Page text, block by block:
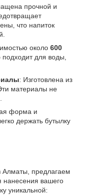
прочной и
что напиток
около 600
подходит для воды,
: Изготовлена из
материалы не
форма и
держать бутылку
предлагаем
нанесения вашего
уникальной: